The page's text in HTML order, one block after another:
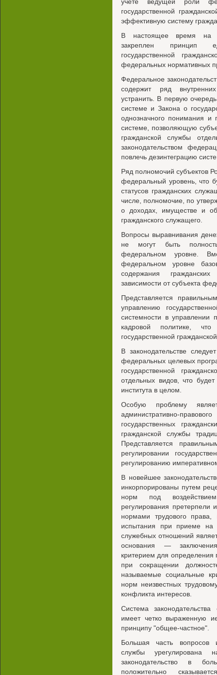
государственной
эффективную систему
В настоящее время на
закреплен принцип
государственной
федеральных нормативных
Федеральное
содержит ряд
устранить. В первую
системе и Закона о
однозначного понимания
системе, позволяющую
гражданской службы
законодательством
повлечь дезинтеграцию
Ряд полномочий субъектов
федеральный уровень, что
статусов гражданских
числе, полномочие, по
о доходах, имуществе и
гражданского служащего.
Вопросы выравнивания
не могут быть
федеральном уровне.
федеральном уровне
содержания
зависимости от субъекта
Представляется
управлению
системности в управлении
кадровой политике, что
государственной
В законодательстве
федеральных целевых
государственной
отдельных видов, что будет
института в целом.
Особую проблему
административно-
государственных
гражданской службы
Представляется
регулировании
регулированию
В новейшее
инкорпорированы путем
норм под воздействием
регулирования
нормами трудового
испытания при приеме на
служебных отношений
основания —
критерием для определения
при сокращении
называемые социальные
норм неизвестных
конфликта интересов.
Система
имеет четко выраженную
принципу "общее-частное".
Большая часть вопросов
службы урегулирована
законодательство в
положительно